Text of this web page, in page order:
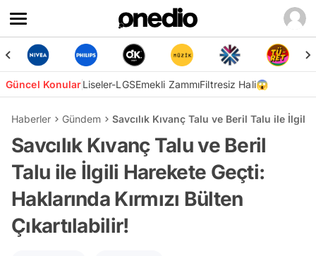
Güncel KonularLiseler-LGSEmekli ZammıFiltresiz Hali😱
Haberler Gündem Savcılık Kıvanç Talu ve Beril Talu ile İlgili
Savcılık Kıvanç Talu ve Beril
Talu ile İlgili Harekete Geçti:
Haklarında Kırmızı Bülten
Çıkartılabilir!